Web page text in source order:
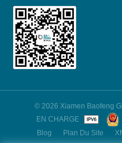
© 2026 Xiamen Baofeng
EN CHARGE
Blog
Plan Du Site